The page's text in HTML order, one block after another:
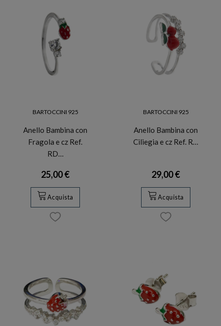
BARTOCCINI 925
Anello Bambina con
Fragola e cz Ref.
RD…
25,00 €
Acquista
BARTOCCINI 925
Anello Bambina con
Ciliegia e cz Ref. R…
29,00 €
Acquista